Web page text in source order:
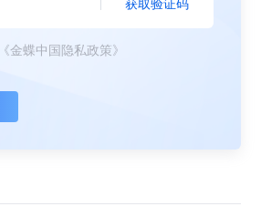
获取验证码
《金蝶中国隐私政策》